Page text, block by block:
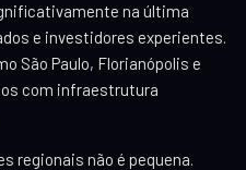
na última
e investidores experientes.
São Paulo, Florianópolis e
com infraestrutura
regionais não é pequena.